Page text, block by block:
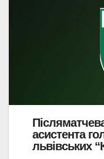
асистента
львівських